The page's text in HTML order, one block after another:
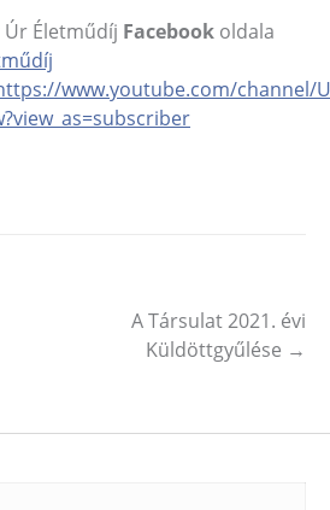
Úr Életműdíj Facebook oldala
www.youtube.com/channel/
A Társulat 2021. évi
Küldöttgyűlése →